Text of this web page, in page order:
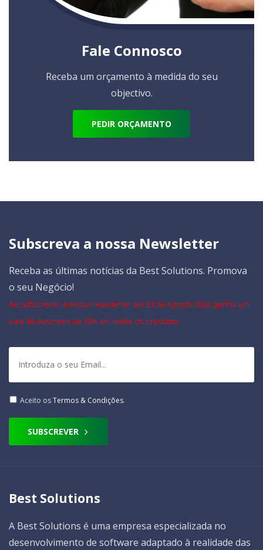
Fale Connosco
Receba um orçamento à medida do seu
objectivo.
PEDIR ORÇAMENTO
Subscreva a nossa Newsletter
Receba as últimas notícias da Best Solutions. Promova
o seu Negócio!
Ao subscrever a nossa newsletter até 31 de Agosto 2026, ganha um
vale de desconto de 20% em todos os produtos.
Aceito osTermos & Condições.
SUBSCREVER
Best Solutions
A Best Solutions é uma empresa especializada no
desenvolvimento de software adaptado à realidade das